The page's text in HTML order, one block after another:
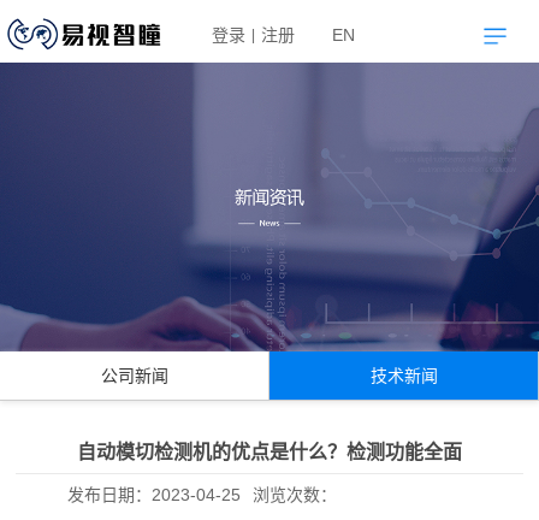
登录 注册 EN
公司新闻 技术新闻
自动模切检测机的优点是什么？检测功能全面
发布日期： 2023-04-25 浏览次数：